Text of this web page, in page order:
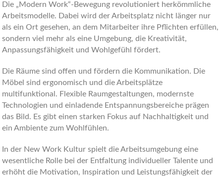
Die „Modern Work“-Bewegung revolutioniert herkömmliche
Arbeitsmodelle. Dabei wird der Arbeitsplatz nicht länger nur
als ein Ort gesehen, an dem Mitarbeiter ihre Pflichten erfüllen,
sondern viel mehr als eine Umgebung, die Kreativität,
Anpassungsfähigkeit und Wohlgefühl fördert.
Die Räume sind offen und fördern die Kommunikation. Die
Möbel sind ergonomisch und die Arbeitsplätze
multifunktional. Flexible Raumgestaltungen, modernste
Technologien und einladende Entspannungsbereiche prägen
das Bild. Es gibt einen starken Fokus auf Nachhaltigkeit und
ein Ambiente zum Wohlfühlen.
In der New Work Kultur spielt die Arbeitsumgebung eine
wesentliche Rolle bei der Entfaltung individueller Talente und
erhöht die Motivation, Inspiration und Leistungsfähigkeit der